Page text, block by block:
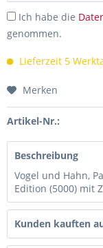
Ich habe die
genommen.
Lieferzeit 5
Merken
Artikel-Nr.:
Beschreibung
Vogel und Hahn,
Edition (5000) mit
Kunden kauften